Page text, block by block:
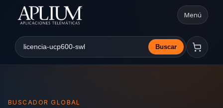
Abrir
Menú
Buscar en la web Buscar
BUSCADOR GLOBAL